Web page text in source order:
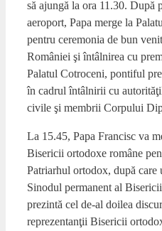
să ajungă la ora 11.30. După
aeroport, Papa merge la
pentru ceremonia de bun
României şi întâlnirea cu
Palatul Cotroceni, pontiful
în cadrul întâlnirii cu
civile şi membrii Corpului
La 15.45, Papa Francisc va
Bisericii ortodoxe române
Patriarhul ortodox, după care
Sinodul permanent al
prezintă cel de-al doilea
reprezentanţii Bisericii